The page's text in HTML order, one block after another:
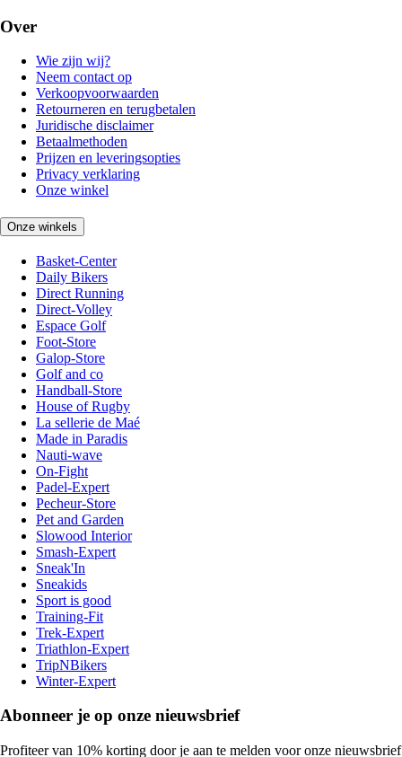
Over
Wie zijn wij?
Neem contact op
Verkoopvoorwaarden
Retourneren en terugbetalen
Juridische disclaimer
Betaalmethoden
Prijzen en leveringsopties
Privacy verklaring
Onze winkel
Onze winkels
Basket-Center
Daily Bikers
Direct Running
Direct-Volley
Espace Golf
Foot-Store
Galop-Store
Golf and co
Handball-Store
House of Rugby
La sellerie de Maé
Made in Paradis
Nauti-wave
On-Fight
Padel-Expert
Pecheur-Store
Pet and Garden
Slowood Interior
Smash-Expert
Sneak'In
Sneakids
Sport is good
Training-Fit
Trek-Expert
Triathlon-Expert
TripNBikers
Winter-Expert
Abonneer je op onze nieuwsbrief
Profiteer van 10% korting door je aan te melden voor onze nieuwsbrief